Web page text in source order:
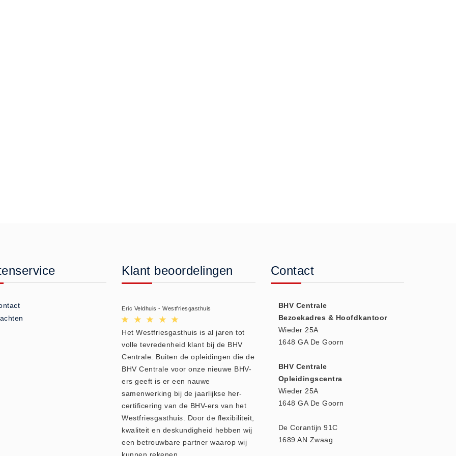
Klant beoordelingen
Eric Veldhuis - Westfriesgasthuis
Het Westfriesgasthuis is al jaren tot
volle tevredenheid klant bij de BHV
Centrale. Buiten de opleidingen die de
BHV Centrale voor onze nieuwe BHV-
ers geeft is er een nauwe
samenwerking bij de jaarlijkse her-
certificering van de BHV-ers van het
Westfriesgasthuis. Door de flexibiliteit,
kwaliteit en deskundigheid hebben wij
een betrouwbare partner waarop wij
Contact
BHV Centrale
Bezoekadres & Hoofdkantoor
Wieder 25A
1648 GA De Goorn
BHV Centrale
Opleidingscentra
Wieder 25A
1648 GA De Goorn
De Corantijn 91C
1689 AN Zwaag